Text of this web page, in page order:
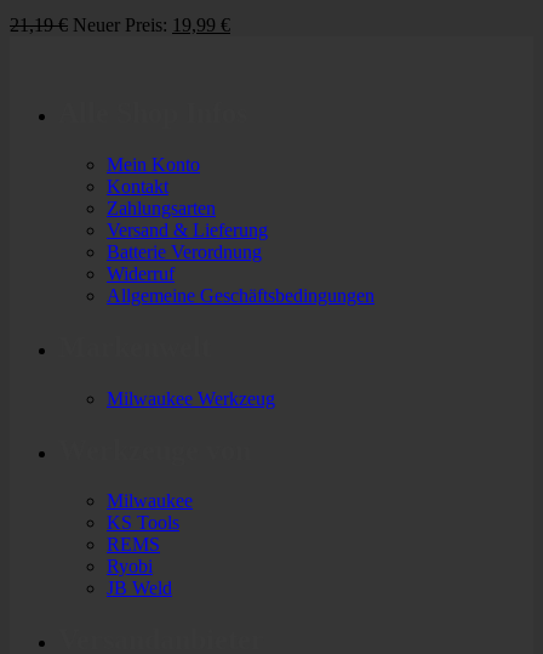
21,19€ Ursprünglicher
Neuer Preis: 19,99 €Aktueller
Mein Konto
Kontakt
Zahlungsarten
Versand & Lieferung
Batterie Verordnung
Widerruf
Allgemeine Geschäftsbedingungen
Milwaukee Werkzeug
Milwaukee
KS Tools
REMS
Ryobi
JB Weld